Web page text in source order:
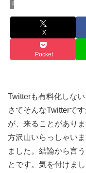
副業
X
Pocket
Twitterも有料化しな
さてそんなTwitterで
が、来ることがあり
方沢山いらっしゃい
ました。結論から言
とです。気を付けまし